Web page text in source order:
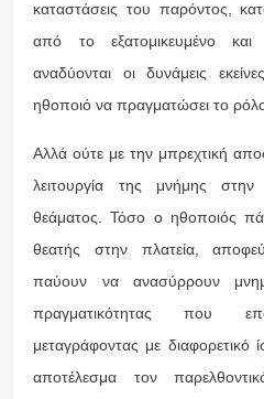
καταστάσεις του παρόντος,
από το εξατομικευμένο
αναδύονται οι δυνάμεις
ηθοποιό να πραγματώσει το
Αλλά ούτε με την μπρεχτική
λειτουργία της μνήμης
θεάματος. Τόσο ο ηθοποιός
θεατής στην πλατεία,
παύουν να ανασύρρουν
πραγματικότητας που
μεταγράφοντας με
αποτέλεσμα τον